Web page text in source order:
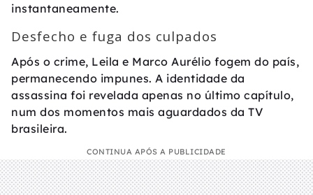
instantaneamente.
Desfecho e fuga dos culpados
Após o crime, Leila e Marco Aurélio fogem do país,
permanecendo impunes. A identidade da
assassina foi revelada apenas no último capítulo,
num dos momentos mais aguardados da TV
brasileira.
CONTINUA APÓS A PUBLICIDADE